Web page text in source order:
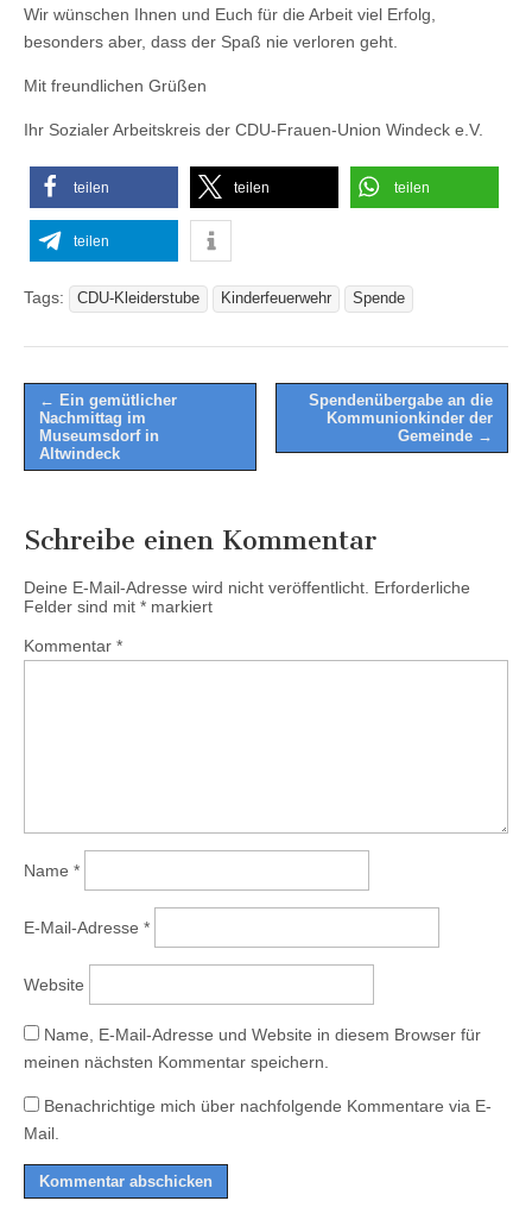
Wir wünschen Ihnen und Euch für die Arbeit viel Erfolg,
besonders aber, dass der Spaß nie verloren geht.
Mit freundlichen Grüßen
Ihr Sozialer Arbeitskreis der CDU-Frauen-Union Windeck e.V.
teilen teilen teilen
teilen
Tags: CDU-Kleiderstube Kinderfeuerwehr Spende
Post
navigation
← Ein gemütlicher
Nachmittag im
Museumsdorf in
Altwindeck
Spendenübergabe an die
Kommunionkinder der
Gemeinde →
Schreibe einen Kommentar
Deine E-Mail-Adresse wird nicht veröffentlicht. Erforderliche
Felder sind mit * markiert
Kommentar *
Name *
E-Mail-Adresse *
Website
Name, E-Mail-Adresse und Website in diesem Browser für
meinen nächsten Kommentar speichern.
Benachrichtige mich über nachfolgende Kommentare via E-
Mail.